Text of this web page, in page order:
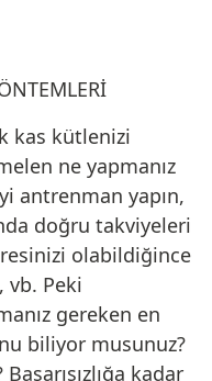
kas kütlenizi
ne yapmanız
antrenman yapın,
doğru takviyeleri
olabildiğince
vb. Peki
gereken en
biliyor musunuz?
kadar